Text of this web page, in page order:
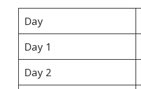
Day
Day 1
Day 2